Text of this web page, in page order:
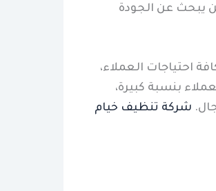
يبحث عن الجودة
احتياجات العملاء،
بنسبة كبيرة،
شركة تنظيف خيام